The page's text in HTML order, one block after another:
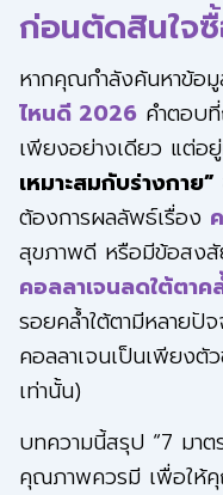
ก่อนตัดสินใจ
หากคุณกำลังค้นหาข้อมู
ไหนดี 2026คำตอบที่
เพียงอย่างเดียว แต่อ
เหมาะสมกับร่างกาย”
ต้องการผลลัพธ์เรื่อง
สุขภาพดี หรือมีข้อสง
คอลลาเจนลดใต้ตาค
รอยคล้ำใต้ตามีหลาย
คอลลาเจนเป็นเพียงตั
เท่านั้น)
บทความนี้สรุป “7 มาต
คุณภาพควรมี เพื่อให้